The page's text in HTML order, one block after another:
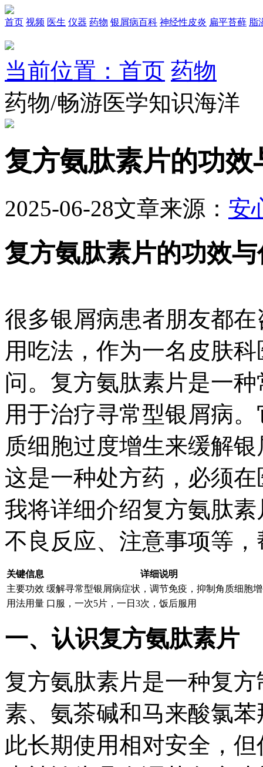
首页 视频 医生 仪器 药物 银屑病百科 神经性皮炎 扁平苔藓 脂
当前位置：首页 药物
药物/畅游医学知识海洋
复方氨肽素片的功效
2025-06-28文章来源： 安
复方氨肽素片的功效
很多银屑病患者朋友都
用吃法，作为一名皮肤
问。复方氨肽素片是一
用于治疗寻常型银屑病
质细胞过度增生来缓解
这是一种处方药，必须
我将详细介绍复方氨肽
不良反应、注意事项等
关键信息
详细说明
主要功效 缓解寻常型银屑病症状，调节免疫，抑制角质细胞
用法用量 口服，一次5片，一日3次，饭后服用
一、认识复方氨肽素片
复方氨肽素片是一种复
素、氨茶碱和马来酸氯
此长期使用相对安全，